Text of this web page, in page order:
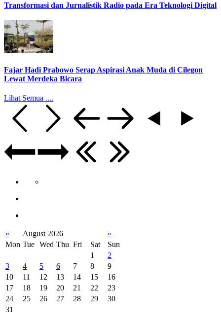
Transformasi dan Jurnalistik Radio pada Era Teknologi Digital
Fajar Hadi Prabowo Serap Aspirasi Anak Muda di Cilegon
Lewat Merdeka Bicara
Lihat Semua ....
« August 2026
»
Mon Tue Wed Thu Fri Sat
Sun
1
2
3
4 5 6 7 8
9
10
11 12 13 14 15
16
17
18 19 20 21 22
23
24
25 26 27 28 29
30
31